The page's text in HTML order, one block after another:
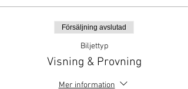
Försäljning avslutad
Biljettyp
Visning & Provning
Mer information